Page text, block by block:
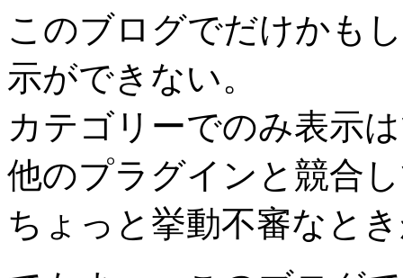
このブログでだけかも
示ができない。
カテゴリーでのみ表示
他のプラグインと競合
ちょっと挙動不審なと